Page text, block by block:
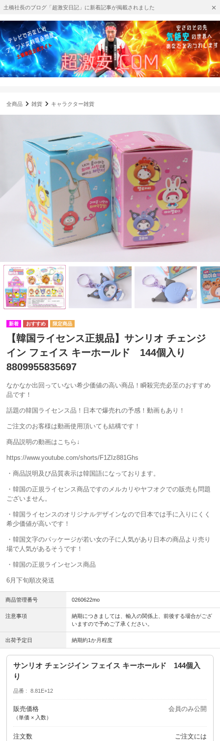
土橋社長のブログ「超激安日記」に新着記事が掲載されました
全商品 雑貨 キャラクター雑貨
【韓国ライセンス正規品】サンリオ チェンジ
イン フェイス キーホールド 144個入り
8809955835697
なかなか出回っていない希少価値の高い商品！瞬殺完売必至のおすすめ
品です！
話題の韓国ライセンス品！日本で爆売れの予感！動画もあり！
ご注文のお客様は動画使用頂いても結構です！
商品説明の動画はこちら↓
https://www.youtube.com/shorts/F1ZIz881Ghs
・商品説明及び品質表示は韓国語になっております。
・韓国の正規ライセンス商品ですのメルカリやヤフオクでの販売も問題
ございません。
・韓国ライセンスのオリジナルデザインなので日本では手に入りにくく
希少価値が高いです！
・韓国文字のパッケージが若い女の子に人気があり日本の商品より売り
場で人気があるそうです！
・韓国の正規ラインセンス商品
6月下旬順次発送
商品管理番号 0260622mo
注意事項
納期につきましては、輸入の関係上、前後する場合がござ
いますので予めご了承ください。
出荷予定日 納期約1か月程度
サンリオ チェンジイン フェイス キーホールド 144個入
り
品番 8.81E+12
販売価格
（単価 × 入数）
会員のみ公開
注文数
ご注文には